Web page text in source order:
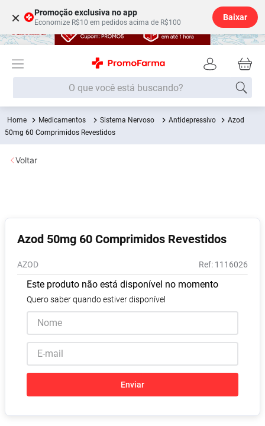
× Promoção exclusiva no app
Economize R$10 em pedidos acima de R$100
Baixar
O que você está buscando?
Medicamentos Sistema Nervoso Antidepressivo
Azod
50mg 60 Comprimidos Revestidos
Azod 50mg 60 Comprimidos Revestidos
AZOD : 1116026
Este produto não está disponível no momento
Quero saber quando estiver disponível
Enviar
Voltar
Termos mais buscados
1º Fralda
2
6º Desodorante
7
8 Pampers Confort Sec
9º Vitamina D
10 º